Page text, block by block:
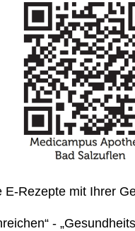
E-Rezepte mit Ihrer
-